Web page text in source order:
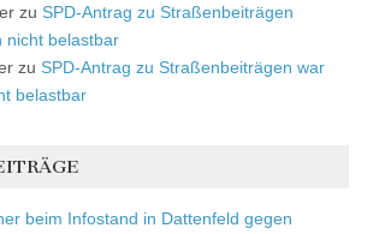
zu SPD-Antrag zu Straßenbeiträgen
nicht belastbar
zu SPD-Antrag zu Straßenbeiträgen war
belastbar
beim Infostand in Dattenfeld gegen